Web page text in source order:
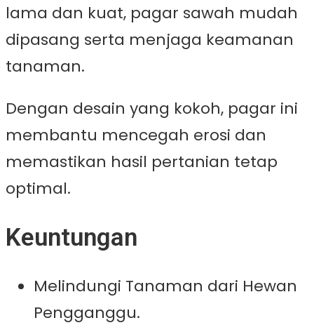
lama dan kuat, pagar sawah mudah
dipasang serta menjaga keamanan
tanaman.
Dengan desain yang kokoh, pagar ini
membantu mencegah erosi dan
memastikan hasil pertanian tetap
optimal.
Keuntungan
Melindungi Tanaman dari Hewan
Pengganggu.